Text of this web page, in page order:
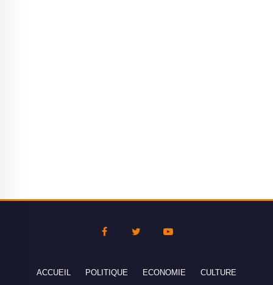
ACCUEIL POLITIQUE ECONOMIE CULTURE